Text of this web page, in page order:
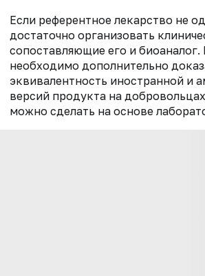
Если референтное лекарство не
достаточно организовать
сопоставляющие его и
необходимо дополнительно
эквивалентность иностранной и
версий продукта на
можно сделать на основе